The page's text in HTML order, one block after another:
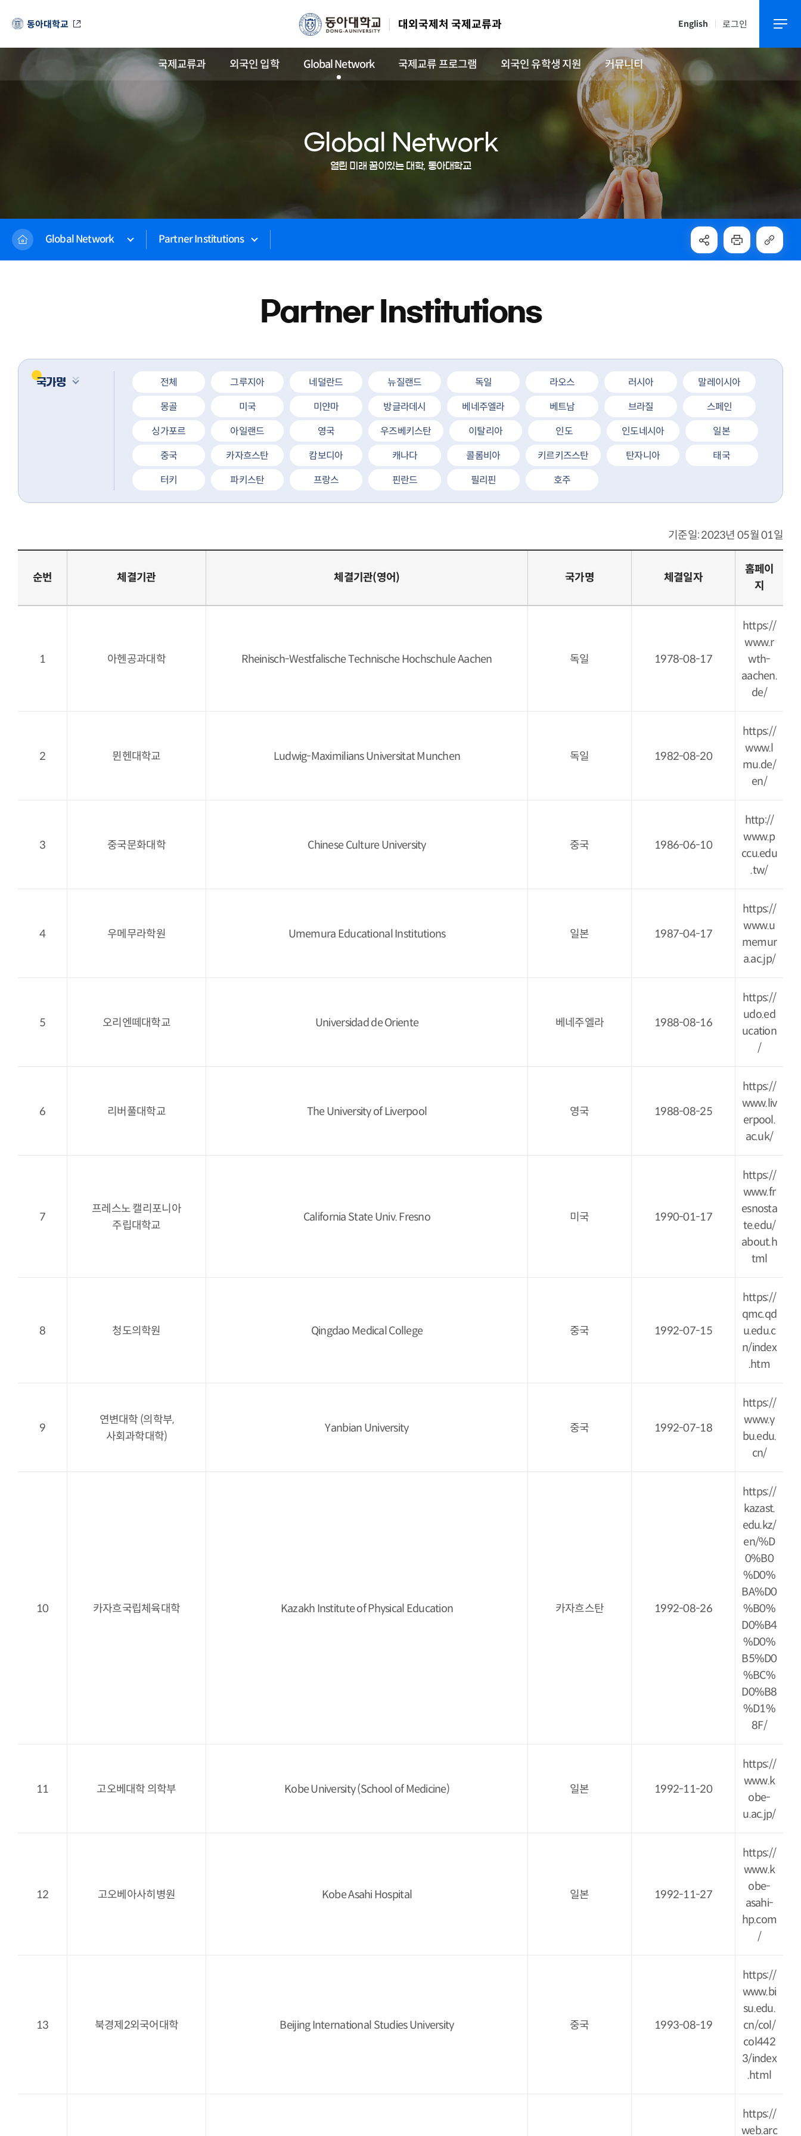
동아대학교 English 로그인
대외국제처 국제교류과
국제교류과 외국인 입학 Global Network 국제교류 프로그램 외국인 유학생 지원 커뮤니티
Global Network
열린 미래 꿈이있는 대학, 동아대학교
Global Network Partner Institutions
Partner Institutions
국가명 전체 그루지아 네덜란드 뉴질랜드 독일 라오스 러시아
말레이시아
몽골
미국 미얀마 방글라데시 베네주엘라 베트남 브라질
스페인
싱가포르
아일랜드 영국 우즈베키스탄 이탈리아 인도 인도네시아
일본
중국
카자흐스탄 캄보디아 캐나다 콜롬비아 키르키즈스탄 탄자니아
태국
터키
파키스탄 프랑스 핀란드 필리핀 호주
기준일: 2023년 05월 01일
순번 체결기관 체결기관(영어) 국가명 체결일자
홈페이
지
1 아헨공과대학 Rheinisch-Westfalische Technische Hochschule Aachen 독일 1978-08-17
https://
www.r
wth-
aachen.
de/
2 뮌헨대학교 Ludwig-Maximilians Universitat Munchen 독일 1982-08-20
https://
www.l
mu.de/
en/
3 중국문화대학 Chinese Culture University 중국 1986-06-10
http://
www.p
ccu.edu
.tw/
4 우메무라학원 Umemura Educational Institutions 일본 1987-04-17
https://
www.u
memur
a.ac.jp/
5 오리엔떼대학교 Universidad de Oriente 베네주엘라 1988-08-16
https://
udo.ed
ucation
/
6 리버풀대학교 The University of Liverpool 영국 1988-08-25
https://
www.liv
erpool.
ac.uk/
7
프레스노 캘리포니아
주립대학교
California State Univ. Fresno 미국 1990-01-17
https://
www.fr
esnosta
te.edu/
about.h
tml
8 청도의학원 Qingdao Medical College 중국 1992-07-15
https://
qmc.qd
u.edu.c
n/index
.htm
9
연변대학 (의학부,
사회과학대학)
Yanbian University 중국 1992-07-18
https://
www.y
bu.edu.
cn/
10 카자흐국립체육대학 Kazakh Institute of Physical Education 카자흐스탄 1992-08-26
https://
kazast.
edu.kz/
en/%D
0%B0
%D0%
BA%D0
%B0%
D0%B4
%D0%
B5%D0
%BC%
D0%B8
%D1%
8F/
11 고오베대학 의학부 Kobe University (School of Medicine) 일본 1992-11-20
https://
www.k
obe-
u.ac.jp/
12 고오베아사히병원 Kobe Asahi Hospital 일본 1992-11-27
https://
www.k
obe-
asahi-
hp.com
/
13 북경제2외국어대학 Beijing International Studies University 중국 1993-08-19
https://
www.bi
su.edu.
cn/col/
col442
3/index
.html
https://
web.arc